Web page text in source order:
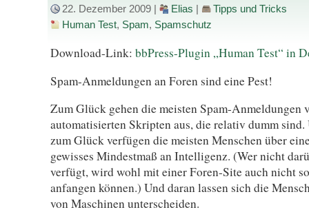
22. Dezember 2009| Elias
Tipps und Tricks
Human Test, Spam, Spamschutz
Download-Link: bbPress-Plugin „Human Test“ in
Spam-Anmeldungen an Foren sind eine Pest!
Zum Glück gehen die meisten Spam-Anmeldungen
automatisierten Skripten aus, die relativ dumm sind.
zum Glück verfügen die meisten Menschen über
gewisses Mindestmaß an Intelligenz. (Wer nicht
verfügt, wird wohl mit einer Foren-Site auch nicht
anfangen können.) Und daran lassen sich die
von Maschinen unterscheiden.